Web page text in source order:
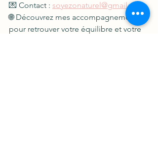
💌 Contact : soyezonaturel@gmail.com
🌐 Découvrez mes accompagnements
pour retrouver votre équilibre et votre